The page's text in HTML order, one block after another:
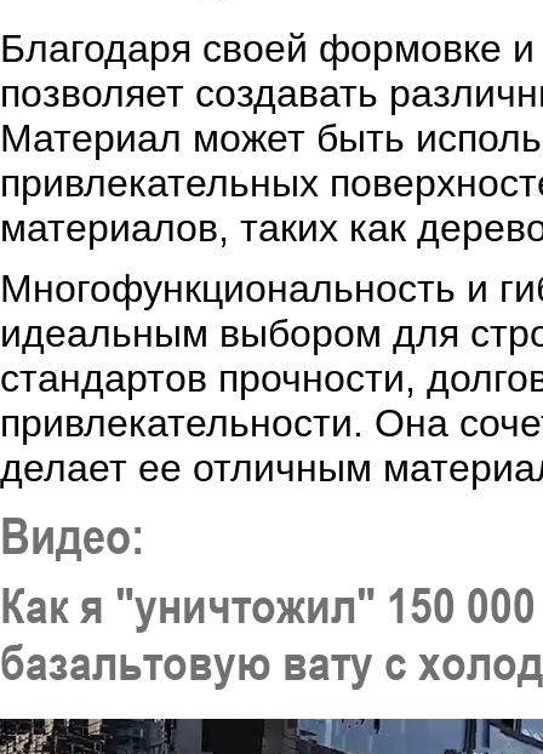
Благодаря своей формовке и
позволяет создавать
Материал может быть
привлекательных
материалов, таких как
Многофункциональность и
идеальным выбором для
стандартов прочности,
привлекательности. Она
делает ее отличным
Видео:
Как я "уничтожил" 150
базальтовую вату с